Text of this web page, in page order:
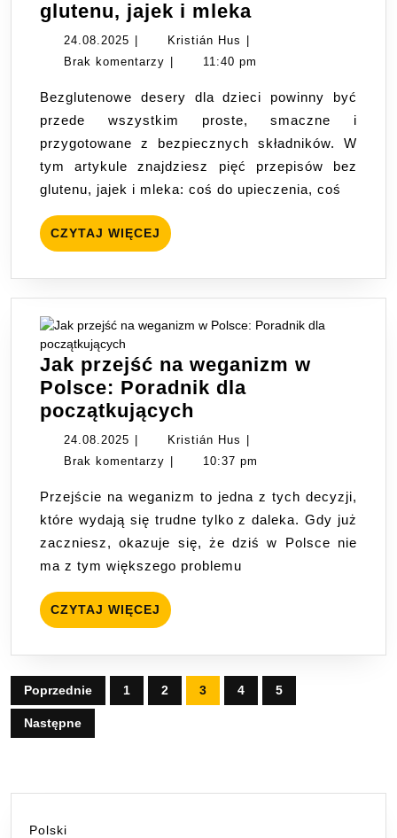
glutenu, jajek i mleka
deserów
dzieci:
proste
przepisy
bez
glutenu,
24.08.2025 24.08.2025Kristián Hus Kristián
Hus
Brak komentarzy
11:40 pm
Bezglutenowe desery dla dzieci powinny być
przede wszystkim proste, smaczne i
przygotowane z bezpiecznych składników. W
tym artykule znajdziesz pięć przepisów bez
glutenu, jajek i mleka: coś do upieczenia, coś
CZYTAJ WIĘCEJ CZYTAJ
WIĘCEJ
Jak przejść na weganizm w
Polsce: Poradnik dla
początkujących
przejść
na
w
Polsce:
Poradnik
dla
24.08.2025 24.08.2025Kristián Hus Kristián
Hus
Brak komentarzy
10:37 pm
Przejście na weganizm to jedna z tych decyzji,
które wydają się trudne tylko z daleka. Gdy już
zaczniesz, okazuje się, że dziś w Polsce nie
ma z tym większego problemu
CZYTAJ WIĘCEJ CZYTAJ
WIĘCEJ
Stronicowanie
wpisów
Poprzednie 1 2 3 4 5
Następne
Polski